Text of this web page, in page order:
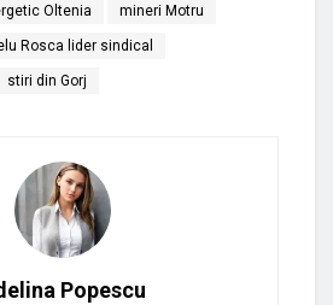
Oltenia mineri Motru
Rosca lider sindical
stiri din Gorj
Popescu